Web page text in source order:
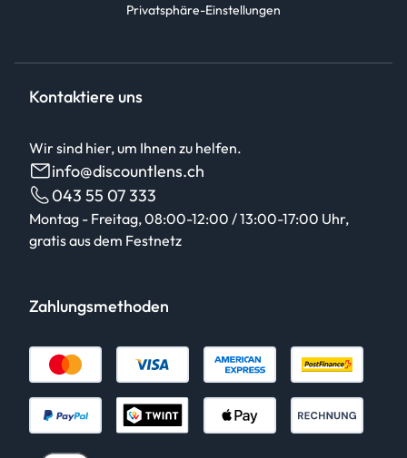
Privatsphäre-Einstellungen
Kontaktiere uns
Wir sind hier, um Ihnen zu helfen.
info@discountlens.ch
043 55 07 333
Montag - Freitag, 08:00-12:00 / 13:00-17:00 Uhr,
gratis aus dem Festnetz
Zahlungsmethoden